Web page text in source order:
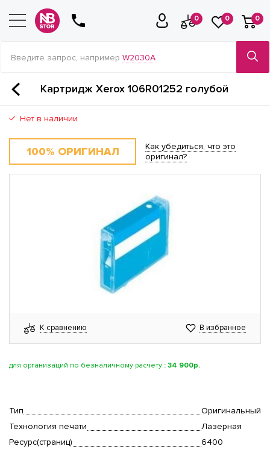
0 0 0
Введите запрос, например W2030A
Картридж Xerox 106R01252 голубой
Нет в наличии
100% ОРИГИНАЛ
Как убедиться, что это
оригинал?
К сравнению В избранное
для организаций по безналичному расчету : 34 900р.
Тип
Оригинальный
Технология печати
Лазерная
Ресурс(страниц)
6400